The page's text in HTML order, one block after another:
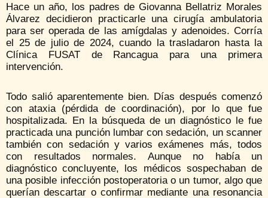
Hace un año, los padres de Giovanna Bellatriz Morales
Álvarez decidieron practicarle una cirugía ambulatoria
para ser operada de las amígdalas y adenoides. Corría
el 25 de julio de 2024, cuando la trasladaron hasta la
Clínica FUSAT de Rancagua para una primera
intervención.
Todo salió aparentemente bien. Días después comenzó
con ataxia (pérdida de coordinación), por lo que fue
hospitalizada. En la búsqueda de un diagnóstico le fue
practicada una punción lumbar con sedación, un scanner
también con sedación y varios exámenes más, todos
con resultados normales. Aunque no había un
diagnóstico concluyente, los médicos sospechaban de
una posible infección postoperatoria o un tumor, algo que
querían descartar o confirmar mediante una resonancia